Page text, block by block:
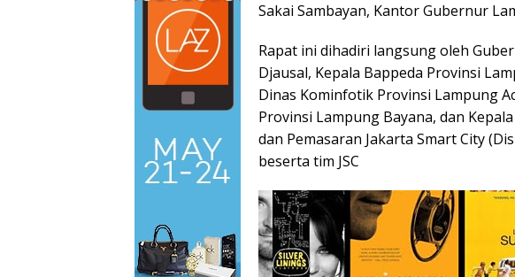
Sakai Sambayan, Kantor Gubernur
Rapat ini dihadiri langsung oleh
Djausal, Kepala Bappeda Provinsi
Dinas Kominfotik Provinsi Lampung
Provinsi Lampung Bayana, dan
dan Pemasaran Jakarta Smart City
beserta tim JSC